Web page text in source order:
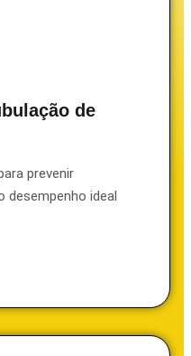
de
prevenir
desempenho ideal